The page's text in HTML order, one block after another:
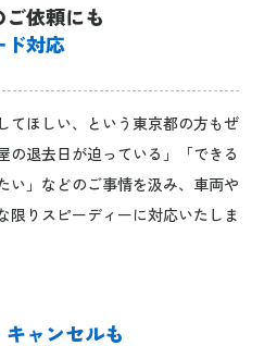
依頼にも
ド対応
てほしい、という東京都の方もぜ
の退去日が迫っている」「できる
い」などのご事情を汲み、車両や
限りスピーディーに対応いたしま
ャンセルも